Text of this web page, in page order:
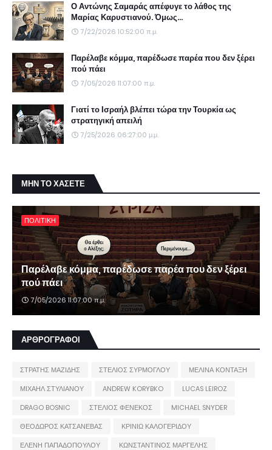
Ο Αντώνης Σαμαράς απέφυγε το λάθος της
Μαρίας Καρυστιανού. Όμως...
7/22/2026 10:52:00 π.μ.
Παρέλαβε κόμμα, παρέδωσε παρέα που δεν ξέρει
πού πάει
7/05/2026 11:07:00 π.μ.
Γιατί το Ισραήλ βλέπει τώρα την Τουρκία ως
στρατηγική απειλή
7/25/2026 06:27:00 μ.μ.
ΜΗΝ ΤΟ ΧΑΣΕΤΕ
ΠΟΛΙΤΙΚΗ
Παρέλαβε κόμμα, παρέδωσε παρέα που δεν ξέρει
πού πάει
7/05/2026 11:07:00 π.μ.
ΑΡΘΡΟΓΡΑΦΟΙ
ΣΤΡΑΤΗΣ ΜΑΖΙΔΗΣ ΣΤΕΛΙΟΣ ΣΥΡΜΟΓΛΟΥ
ΜΕΛΙΝΑ ΚΟΝΤΑΞΗ
ΜΙΧΑΗΛ ΣΤΥΛΙΑΝΟΥ
ANDREW KORYBKO
LUCAS LEIROZ
DRAGO BOSNIC
ΣΤΕΛΙΟΣ ΦΕΝΕΚΟΣ
MICHAEL SNYDER
ΘΕΟΔΩΡΟΣ ΚΑΤΣΑΝΕΒΑΣ
ΚΡΙΝΙΩ ΚΑΛΟΓΕΡΙΔΟΥ
ΕΛΕΝΗ ΠΑΠΑΔΟΠΟΥΛΟΥ
ΚΩΝΣΤΑΝΤΙΝΟΣ ΜΑΡΓΕΛΗΣ